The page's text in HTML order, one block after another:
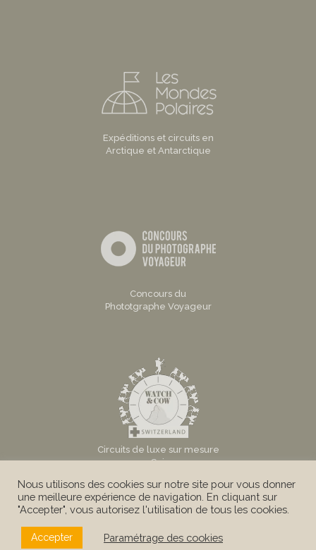
Expéditions et circuits en
Arctique et Antarctique
Concours du
Phototgraphe Voyageur
Circuits de luxe sur mesure
en Suisse
© Au Tigre Vanillé Sàrl -Mentions légales
Nous utilisons des cookies sur notre site pour vous donner
une meilleure expérience de navigation. En cliquant sur
"Accepter", vous autorisez l'utilisation de tous les cookies.
Accepter Paramétrage des cookies